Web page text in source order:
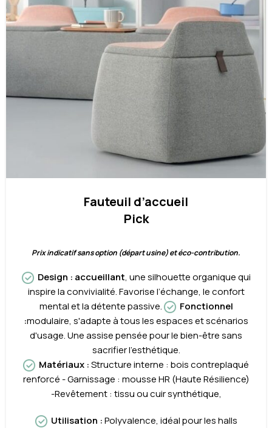
Fauteuil d’accueil
Pick
Prix indicatif sans option (départ usine) et éco-contribution.
Design : accueillant, une silhouette organique qui
inspire la convivialité. Favorise l’échange, le confort
mental et la détente passive.
Fonctionnel
:modulaire, s'adapte à tous les espaces et scénarios
d'usage. Une assise pensée pour le bien-être sans
sacrifier l’esthétique.
Matériaux :Structure interne : bois contreplaqué
renforcé - Garnissage : mousse HR (Haute Résilience)
-Revêtement : tissu ou cuir synthétique,
Utilisation :Polyvalence, idéal pour les halls